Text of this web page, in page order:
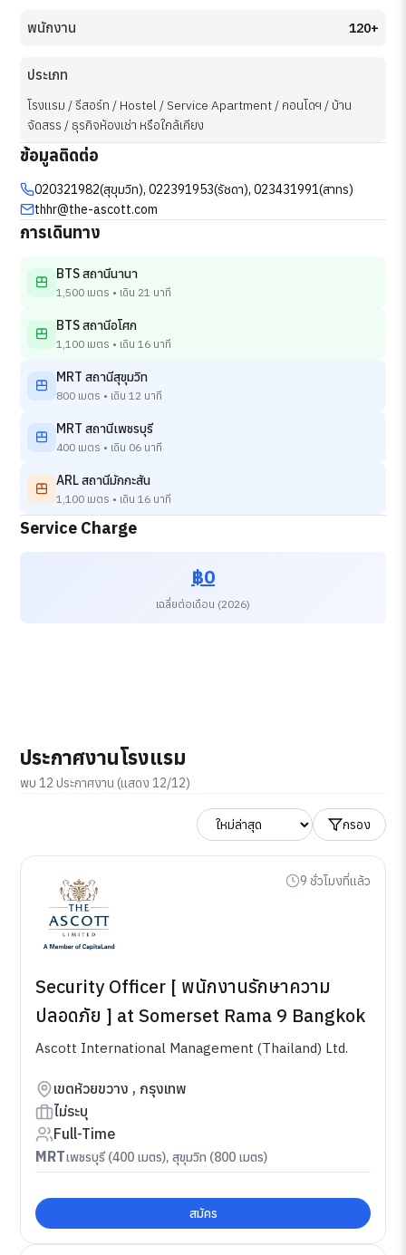
พนักงาน 120+
ประเภท
โรงแรม / รีสอร์ท / Hostel / Service Apartment / คอนโดฯ / บ้าน
จัดสรร / ธุรกิจห้องเช่า หรือใกล้เคียง
ข้อมูลติดต่อ
020321982(สุขุมวิท), 022391953(รัชดา), 023431991(สาทร)
thhr@the-ascott.com
การเดินทาง
BTS สถานีนานา
1,500 เมตร • เดิน 21 นาที
BTS สถานีอโศก
1,100 เมตร • เดิน 16 นาที
MRT สถานีสุขุมวิท
800 เมตร • เดิน 12 นาที
MRT สถานีเพชรบุรี
400 เมตร • เดิน 06 นาที
ARL สถานีมักกะสัน
1,100 เมตร • เดิน 16 นาที
Service Charge
฿0
เฉลี่ยต่อเดือน (2026)
ประกาศงานโรงแรม
พบ 12 ประกาศงาน (แสดง 12/12)
กรอง
9 ชั่วโมงที่แล้ว
Security Officer [ พนักงานรักษาความ
ปลอดภัย ] at Somerset Rama 9 Bangkok
Ascott International Management (Thailand) Ltd.
เขตห้วยขวาง , กรุงเทพ
ไม่ระบุ
Full-Time
MRTเพชรบุรี (400 เมตร), สุขุมวิท (800 เมตร)
สมัคร